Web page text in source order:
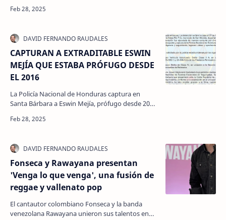
que él denunciara …
CAPTURAN A EXTRADITABLE ESWIN
MEJÍA QUE ESTABA PRÓFUGO DESDE
EL 2016
La Policía Nacional de Honduras captura en
Santa Bárbara a Eswin Mejía, prófugo desde 2016
ciudadana es…
Fonseca y Rawayana presentan
'Venga lo que venga', una fusión de
reggae y vallenato pop
El cantautor colombiano Fonseca y la banda
venezolana Rawayana unieron sus talentos en